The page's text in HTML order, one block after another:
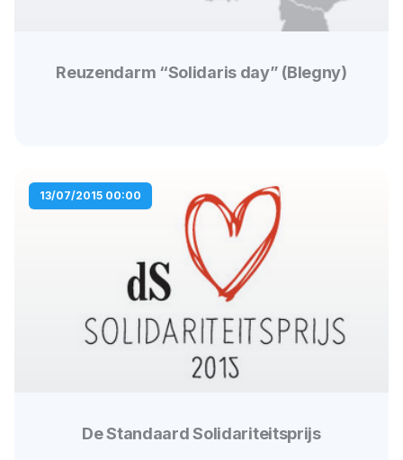
Reuzendarm “Solidaris day” (Blegny)
De Standaard Solidariteitsprijs
13/07/2015 00:00